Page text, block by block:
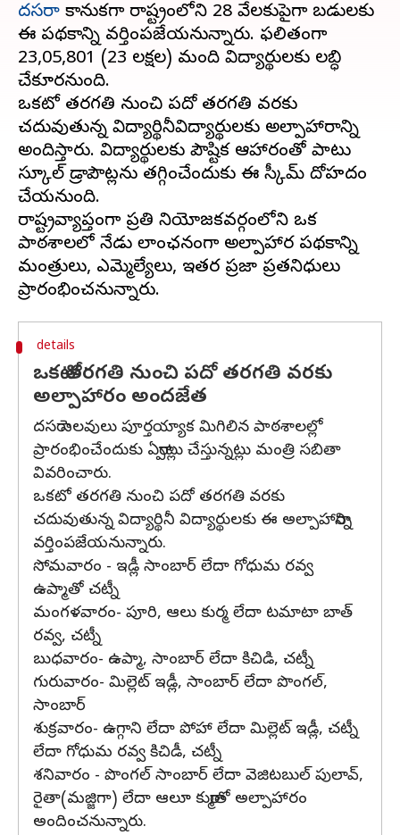
దసరా కానుకగా రాష్ట్రంలోని 28 వేలకుపైగా బడులకు
ఈ పథకాన్ని వర్తింపజేయనున్నారు. ఫలితంగా
23,05,801 (23 లక్షల) మంది విద్యార్థులకు లబ్ధి
చేకూరనుంది.
ఒకటో తరగతి నుంచి పదో తరగతి వరకు
చదువుతున్న విద్యార్థినీవిద్యార్థులకు అల్పాహారాన్ని
అందిస్తారు. విద్యార్థులకు పౌష్టిక ఆహారంతో పాటు
స్కూల్ డ్రాపౌట్లను తగ్గించేందుకు ఈ స్కీమ్ దోహదం
చేయనుంది.
రాష్ట్రవ్యాప్తంగా ప్రతి నియోజకవర్గంలోని ఒక
పాఠశాలలో నేడు లాంఛనంగా అల్పాహార పథకాన్ని
మంత్రులు, ఎమ్మెల్యేలు, ఇతర ప్రజా ప్రతనిధులు
details
ఒకటో తరగతి నుంచి పదో తరగతి వరకు
అల్పాహారం అందజేత
దసరా సెలవులు పూర్తయ్యాక మిగిలిన పాఠశాలల్లో
ప్రారంభించేందుకు ఏర్పాట్లు చేస్తున్నట్లు మంత్రి సబితా
వివరించారు.
ఒకటో తరగతి నుంచి పదో తరగతి వరకు
చదువుతున్న విద్యార్థినీ విద్యార్థులకు ఈ అల్పాహారాన్ని
వర్తింపజేయనున్నారు.
సోమ‌వారం - ఇడ్లీ సాంబార్ లేదా గోధుమ ర‌వ్వ
ఉప్మాతో చ‌ట్నీ
మంగ‌ళ‌వారం- పూరి, ఆలు కుర్మ లేదా ట‌మాటా బాత్
ర‌వ్వ, చ‌ట్నీ
బుధ‌వారం- ఉప్మా, సాంబార్ లేదా కిచిడి, చ‌ట్నీ
గురువారం- మిల్లెట్ ఇడ్లీ, సాంబార్ లేదా పొంగ‌ల్,
సాంబార్
శుక్రవారం- ఉగ్గాని లేదా పోహా లేదా మిల్లెట్ ఇడ్లీ, చ‌ట్నీ
లేదా గోధుమ ర‌వ్వ కిచిడీ, చ‌ట్నీ
శ‌నివారం - పొంగ‌ల్ సాంబార్ లేదా వెజిట‌బుల్ పులావ్,
రైతా(మజ్జిగా) లేదా ఆలూ కుర్మాతో అల్పాహారం
అందించనున్నారు.